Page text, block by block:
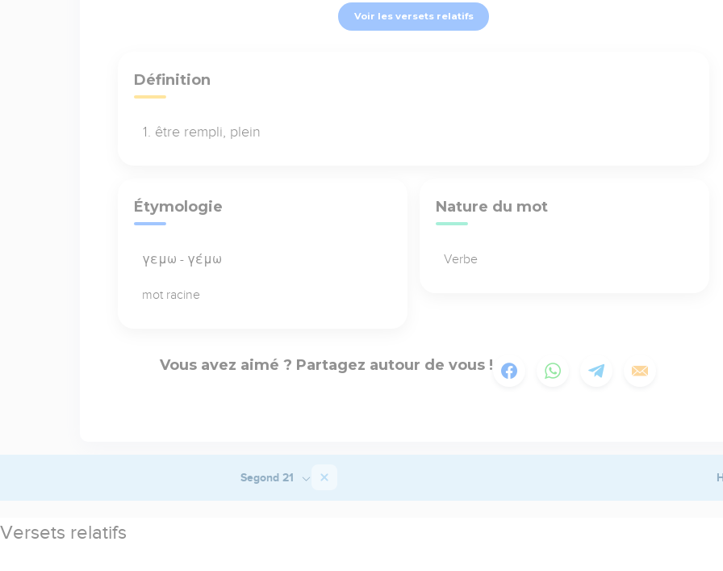
Voir les versets relatifs
Définition
être rempli, plein
Étymologie
γεμω - γέμω
mot racine
Nature du mot
Verbe
Vous avez aimé ? Partagez autour de vous !
Segond 21
Versets relatifs